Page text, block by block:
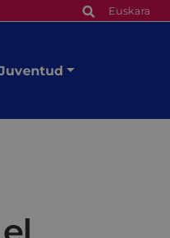
Euskara